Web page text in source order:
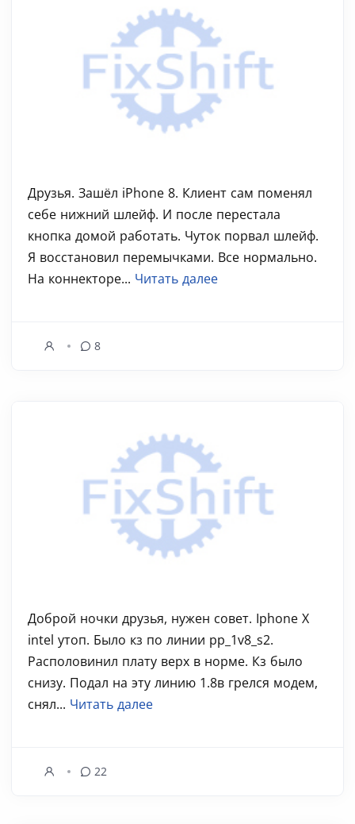
Друзья. Зашёл iPhone 8. Клиент сам поменял
себе нижний шлейф. И после перестала
кнопка домой работать. Чуток порвал шлейф.
Я восстановил перемычками. Все нормально.
На коннекторе... Читать далее
8
Доброй ночки друзья, нужен совет. Iphone X
intel утоп. Было кз по линии pp_1v8_s2.
Располовинил плату верх в норме. Кз было
снизу. Подал на эту линию 1.8в грелся модем,
снял... Читать далее
22